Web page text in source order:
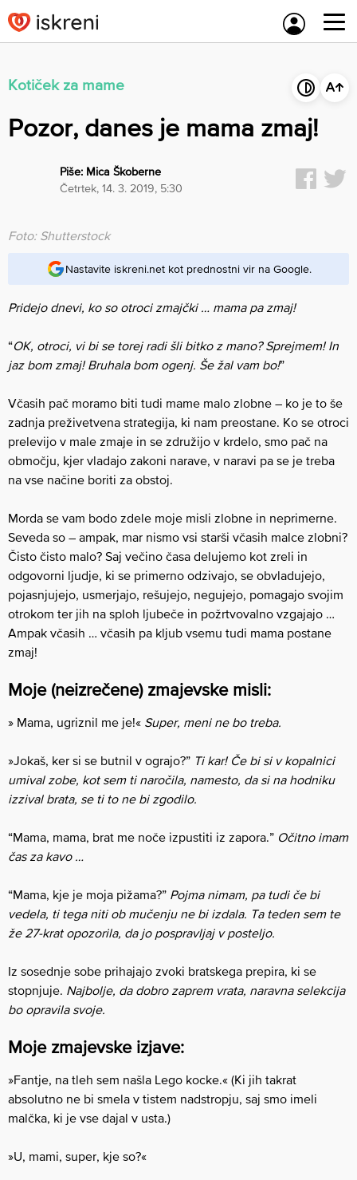
to
content
Kotiček za mame
Pozor, danes je mama zmaj!
Piše: Mica Škoberne
četrtek, 14. 3. 2019, 5:30
Foto: Shutterstock
Nastavite iskreni.net kot prednostni vir na Google.
Pridejo dnevi, ko so otroci zmajčki … mama pa zmaj!
“OK, otroci, vi bi se torej radi šli bitko z mano? Sprejmem! In
jaz bom zmaj! Bruhala bom ogenj. Še žal vam bo!”
Včasih pač moramo biti tudi mame malo zlobne – ko je to še
zadnja preživetvena strategija, ki nam preostane. Ko se otroci
prelevijo v male zmaje in se združijo v krdelo, smo pač na
območju, kjer vladajo zakoni narave, v naravi pa se je treba
na vse načine boriti za obstoj.
Morda se vam bodo zdele moje misli zlobne in neprimerne.
Seveda so – ampak, mar nismo vsi starši včasih malce zlobni?
Čisto čisto malo? Saj večino časa delujemo kot zreli in
odgovorni ljudje, ki se primerno odzivajo, se obvladujejo,
pojasnjujejo, usmerjajo, rešujejo, negujejo, pomagajo svojim
otrokom ter jih na sploh ljubeče in požrtvovalno vzgajajo …
Ampak včasih … včasih pa kljub vsemu tudi mama postane
zmaj!
Moje (neizrečene) zmajevske misli:
» Mama, ugriznil me je!« Super, meni ne bo treba.
»Jokaš, ker si se butnil v ograjo?” Ti kar! Če bi si v kopalnici
umival zobe, kot sem ti naročila, namesto, da si na hodniku
izzival brata, se ti to ne bi zgodilo.
“Mama, mama, brat me noče izpustiti iz zapora.” Očitno imam
čas za kavo …
“Mama, kje je moja pižama?” Pojma nimam, pa tudi če bi
vedela, ti tega niti ob mučenju ne bi izdala. Ta teden sem te
že 27-krat opozorila, da jo pospravljaj v posteljo.
Iz sosednje sobe prihajajo zvoki bratskega prepira, ki se
stopnjuje. Najbolje, da dobro zaprem vrata, naravna selekcija
bo opravila svoje.
Moje zmajevske izjave:
»Fantje, na tleh sem našla Lego kocke.« (Ki jih takrat
absolutno ne bi smela v tistem nadstropju, saj smo imeli
malčka, ki je vse dajal v usta.)
»U, mami, super, kje so?«